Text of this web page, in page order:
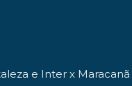
e Inter x Maracanã